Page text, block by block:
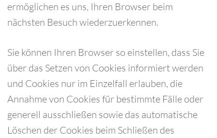
ermöglichen es uns, Ihren Browser beim
nächsten Besuch wiederzuerkennen.
Sie können Ihren Browser so einstellen, dass Sie
über das Setzen von Cookies informiert werden
und Cookies nur im Einzelfall erlauben, die
Annahme von Cookies für bestimmte Fälle oder
generell ausschließen sowie das automatische
Löschen der Cookies beim Schließen des